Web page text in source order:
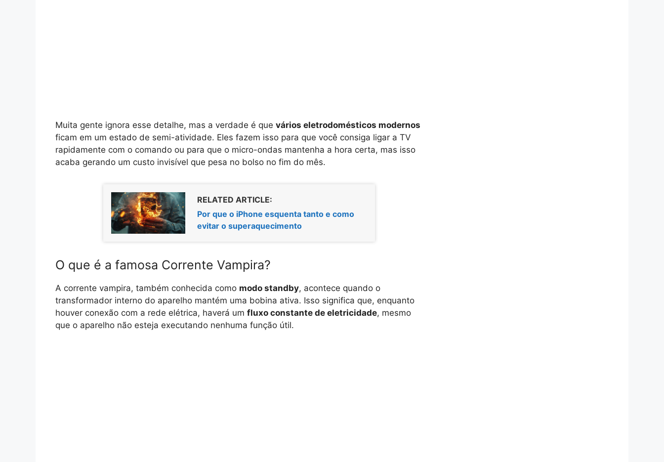
Muita gente ignora esse detalhe, mas a verdade é que vários eletrodomésticos modernos
ficam em um estado de semi-atividade. Eles fazem isso para que você consiga ligar a TV
rapidamente com o comando ou para que o micro-ondas mantenha a hora certa, mas isso
acaba gerando um custo invisível que pesa no bolso no fim do mês.
RELATED ARTICLE:
Por que o iPhone esquenta tanto e como
evitar o superaquecimento
O que é a famosa Corrente Vampira?
A corrente vampira, também conhecida como modo standby, acontece quando o
transformador interno do aparelho mantém uma bobina ativa. Isso significa que, enquanto
houver conexão com a rede elétrica, haverá um fluxo constante de eletricidade, mesmo
que o aparelho não esteja executando nenhuma função útil.